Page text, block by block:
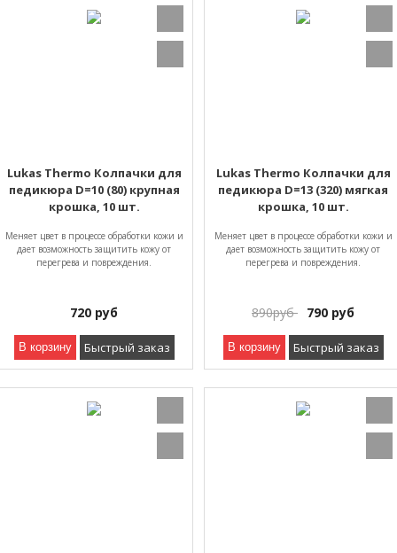
Lukas Thermo Колпачки для
педикюра D=10 (80) крупная
крошка, 10 шт.
Mеняет цвет в процессе обработки кожи и
дает возможность защитить кожу от
перегрева и повреждения.
720 руб
В корзину Быстрый заказ
Lukas Thermo Колпачки для
педикюра D=13 (320) мягкая
крошка, 10 шт.
Mеняет цвет в процессе обработки кожи и
дает возможность защитить кожу от
перегрева и повреждения.
890руб 790 руб
В корзину Быстрый заказ